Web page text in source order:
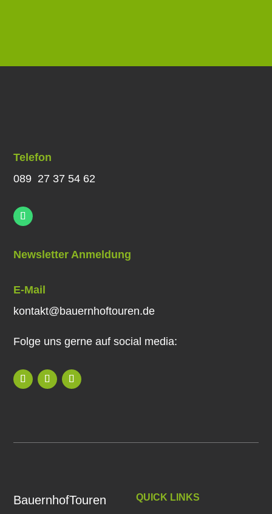
Telefon
089 27 37 54 62
Newsletter Anmeldung
E-Mail
kontakt@bauernhoftouren.de
Folge uns gerne auf social media:
BauernhofTouren QUICK LINKS